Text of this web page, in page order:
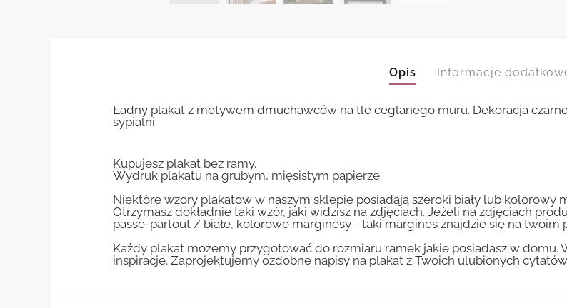
Opis Informacje
Ładny plakat z motywem dmuchawców na tle ceglanego muru. Dekoracja
sypialni.
Kupujesz plakat bez ramy.
Wydruk plakatu na grubym, mięsistym papierze.
Niektóre wzory plakatów w naszym sklepie posiadają szeroki biały lub kolorowy
Otrzymasz dokładnie taki wzór, jaki widzisz na zdjęciach. Jeżeli na zdjęciach
passe-partout / białe, kolorowe marginesy - taki margines znajdzie się na twoim
Każdy plakat możemy przygotować do rozmiaru ramek jakie posiadasz w domu.
inspiracje. Zaprojektujemy ozdobne napisy na plakat z Twoich ulubionych